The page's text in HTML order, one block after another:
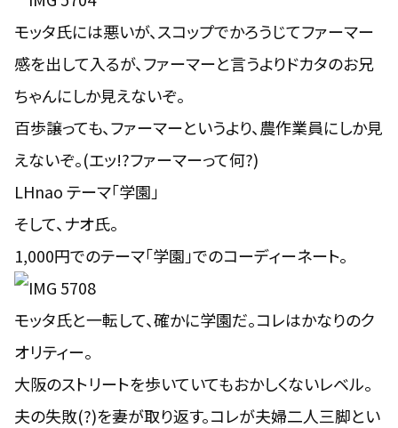
モッタ氏には悪いが、スコップでかろうじてファーマー
感を出して入るが、ファーマーと言うよりドカタのお兄
ちゃんにしか見えないぞ。
百歩譲っても、ファーマーというより、農作業員にしか見
えないぞ。(エッ!?ファーマーって何?)
LHnao テーマ「学園」
そして、ナオ氏。
1,000円でのテーマ「学園」でのコーディーネート。
モッタ氏と一転して、確かに学園だ。コレはかなりのク
オリティー。
大阪のストリートを歩いていてもおかしくないレベル。
夫の失敗(?)を妻が取り返す。コレが夫婦二人三脚とい